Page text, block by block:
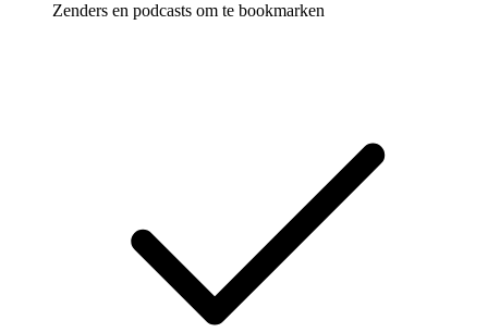
Zenders en podcasts om te bookmarken